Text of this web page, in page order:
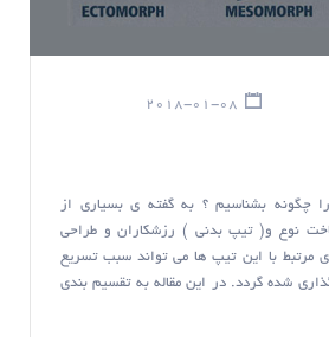
چگونه بشناسیم ؟ به گفته ی بسیاری از
نوع و( تيپ بدنی ) رزشکاران و طراحی
مرتبط با این تیپ ها می تواند سبب تسریع
شده گردد. در این مقاله به تقسیم بندی